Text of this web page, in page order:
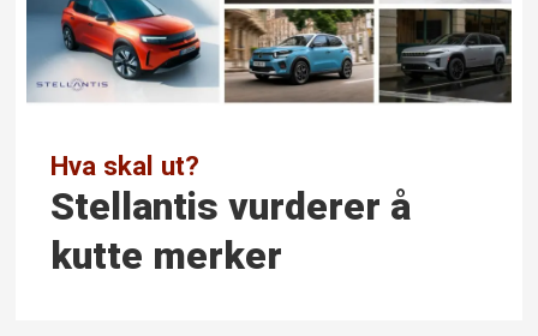
Hva skal ut?
Stellantis vurderer å
kutte merker